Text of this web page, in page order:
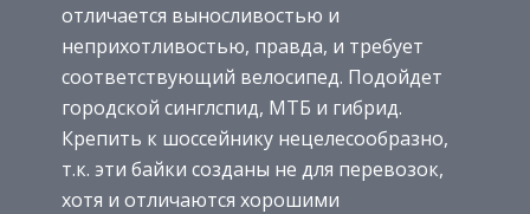
отличается выносливостью и
неприхотливостью, правда, и требует
соответствующий велосипед. Подойдет
городской синглспид, МТБ и гибрид.
Крепить к шоссейнику нецелесообразно,
т.к. эти байки созданы не для перевозок,
хотя и отличаются хорошими